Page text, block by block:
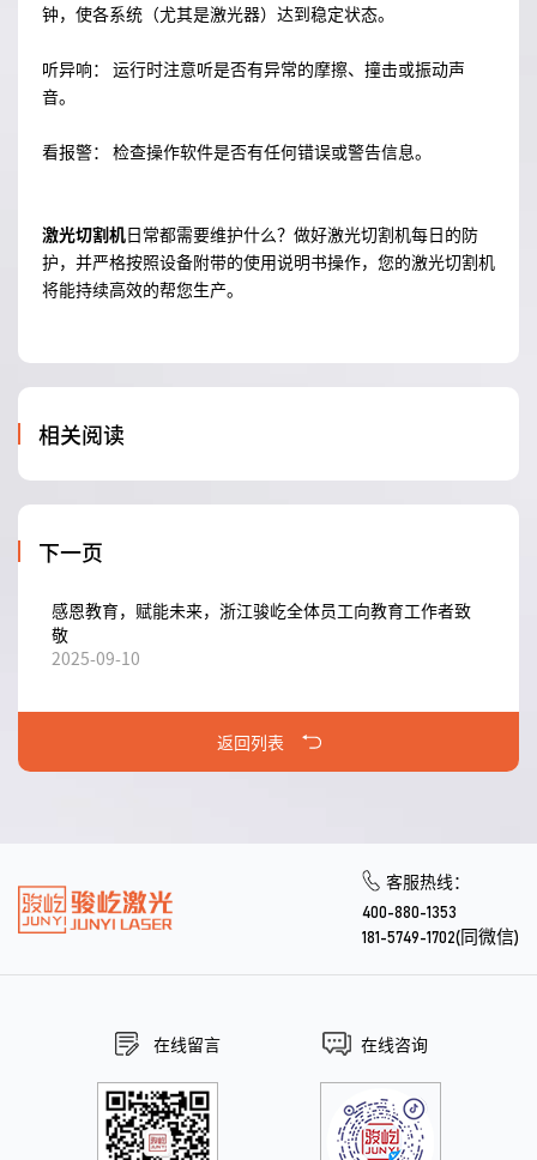
钟，使各系统（尤其是激光器）达到稳定状态。
听异响： 运行时注意听是否有异常的摩擦、撞击或振动声
音。
看报警： 检查操作软件是否有任何错误或警告信息。
激光切割机日常都需要维护什么？做好激光切割机每日的防
护，并严格按照设备附带的使用说明书操作，您的激光切割机
将能持续高效的帮您生产。
相关阅读
下一页
感恩教育，赋能未来，浙江骏屹全体员工向教育工作者致
敬
2025-09-10
返回列表
客服热线：
400-880-1353
181-5749-1702(同微信)
在线留言 在线咨询